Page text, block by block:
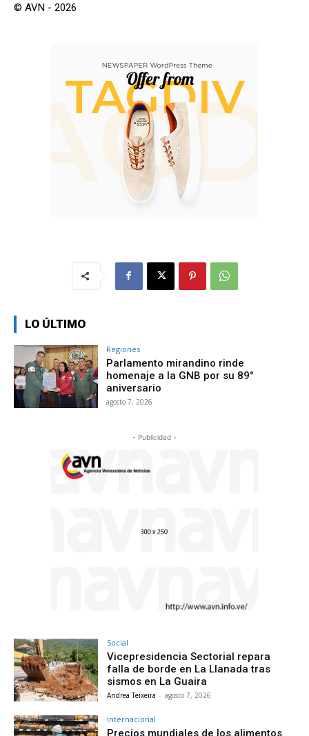
© AVN - 2026
LO ÚLTIMO
Regiones
Parlamento mirandino rinde
homenaje a la GNB por su 89°
aniversario
agosto 7, 2026
- Publicidad -
Social
Vicepresidencia Sectorial repara
falla de borde en La Llanada tras
sismos en La Guaira
Andrea Teixeira - agosto 7, 2026
Internacional
Precios mundiales de los alimentos